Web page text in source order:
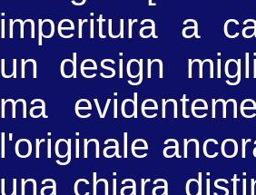
imperitura a
un design
ma
l'originale
una chiara